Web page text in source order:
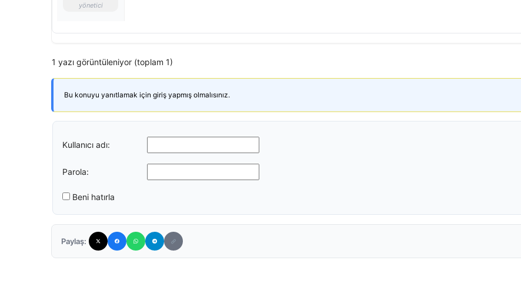
yönetici
1 yazı görüntüleniyor (toplam 1)
Bu konuyu yanıtlamak için giriş yapmış olmalısınız.
Kullanıcı adı:
Parola:
Beni hatırla
Paylaş: